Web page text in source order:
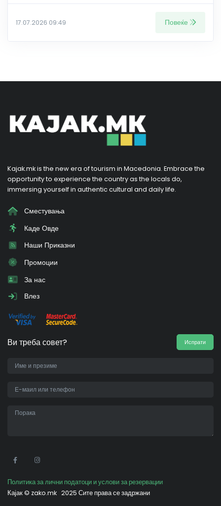
17.07.2026 09:49 Повеќе
Kajak.mk is the new era of tourism in Macedonia. Embrace the
opportunity to experience the country as the locals do,
immersing yourself in authentic cultural and daily life.
Сместувања
Каде Овде
Наши Приказни
Промоции
За нас
Влез
Ви треба совет? Испрати
Политика за лични податоци и услови за резервации
Кајак © zako.mk 2025 Сите права се задржани